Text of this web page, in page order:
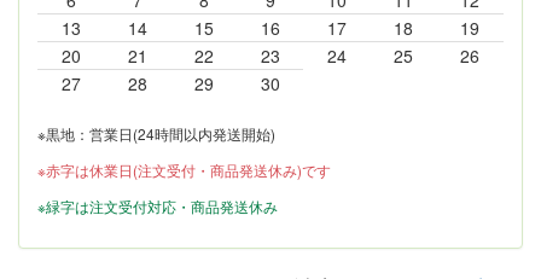
13
14 15 16 17 18
19
20
21 22 23 24 25
26
27
28 29 30
※黒地：営業日(24時間以内発送開始)
※赤字は休業日(注文受付・商品発送休み)です
※緑字は注文受付対応・商品発送休み